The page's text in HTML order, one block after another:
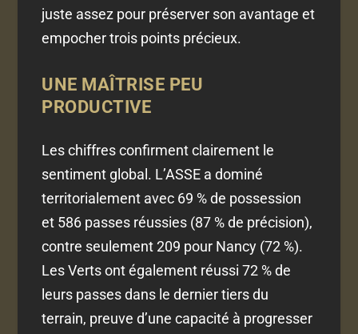
juste assez pour préserver son avantage et
empocher trois points précieux.
UNE MAÎTRISE PEU
PRODUCTIVE
Les chiffres confirment clairement le
sentiment global. L’ASSE a dominé
territorialement avec 69 % de possession
et 586 passes réussies (87 % de précision),
contre seulement 209 pour Nancy (72 %).
Les Verts ont également réussi 72 % de
leurs passes dans le dernier tiers du
terrain, preuve d’une capacité à progresser